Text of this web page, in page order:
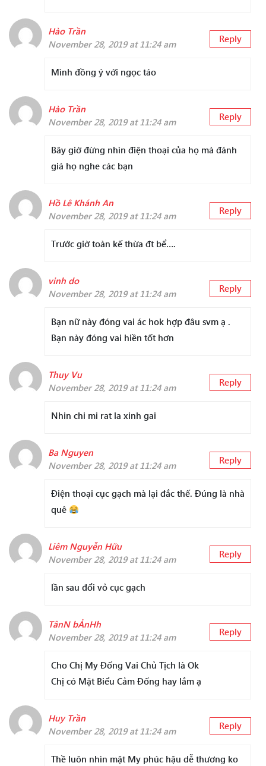
Hào Trần
November 28, 2019 at 11:24 am
Reply
Mình đồng ý với ngọc táo
Hào Trần
November 28, 2019 at 11:24 am
Reply
Bây giờ đừng nhìn điện thoại của họ mà đánh
giá họ nghe các bạn
Hồ Lê Khánh An
November 28, 2019 at 11:24 am
Reply
Trước giờ toàn kế thừa đt bể….
vinh do
November 28, 2019 at 11:24 am
Reply
Bạn nữ này đóng vai ác hok hợp đâu svm ạ .
Bạn này đóng vai hiền tốt hơn
Thuy Vu
November 28, 2019 at 11:24 am
Reply
Nhin chi mi rat la xinh gai
Ba Nguyen
November 28, 2019 at 11:24 am
Reply
Điện thoại cục gạch mà lại đắc thế. Đúng là nhà
quê
Liêm Nguyễn Hữu
November 28, 2019 at 11:24 am
Reply
lần sau đổi vỏ cục gạch
TânN bẢnHh
November 28, 2019 at 11:24 am
Reply
Cho Chị My Đống Vai Chủ Tịch là Ok
Chị có Mặt Biểu Cảm Đống hay lắm ạ
Huy Trần
November 28, 2019 at 11:24 am
Reply
Thề luôn nhìn mặt My phúc hậu dễ thương ko